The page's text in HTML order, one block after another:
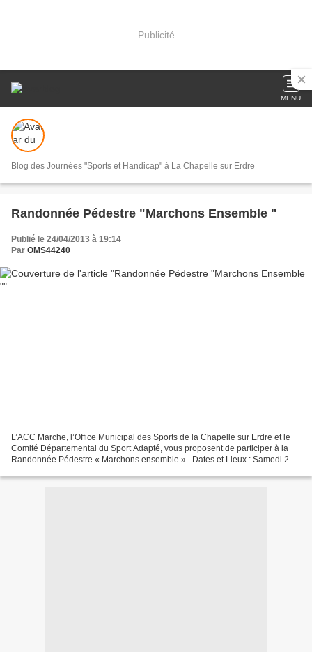
Publicité
MENU
Blog des Journées "Sports et Handicap" à La Chapelle sur Erdre
Randonnée Pédestre "Marchons Ensemble "
Publié le 24/04/2013 à 19:14
Par OMS44240
L’ACC Marche, l’Office Municipal des Sports de la Chapelle sur Erdre et le
Comité Départemental du Sport Adapté, vous proposent de participer à la
Randonnée Pédestre « Marchons ensemble » . Dates et Lieux : Samedi 20